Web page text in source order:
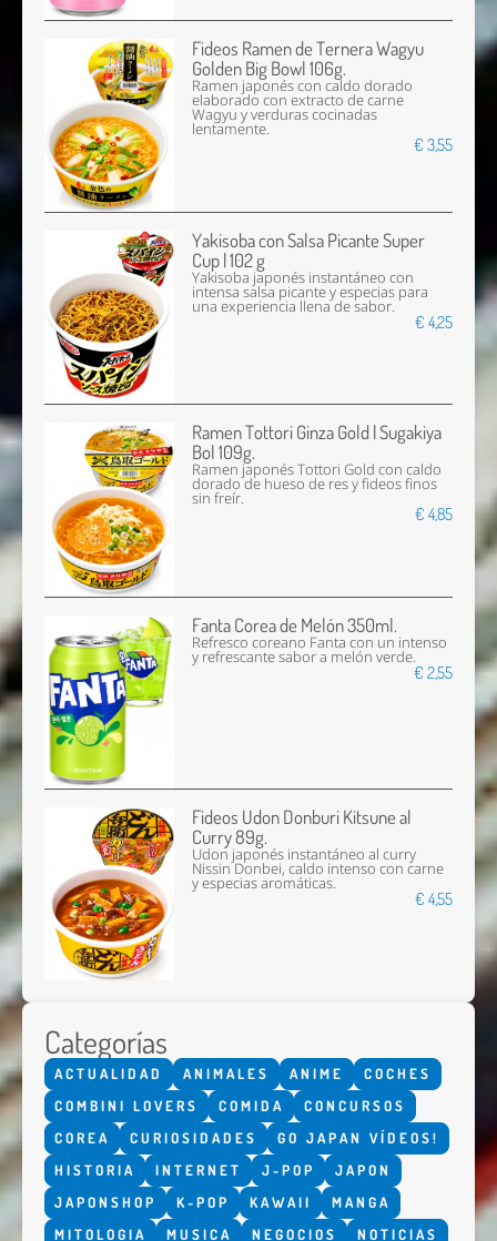
Fideos Ramen de Ternera Wagyu
Golden Big Bowl 106g.
Ramen japonés con caldo dorado
elaborado con extracto de carne
Wagyu y verduras cocinadas
lentamente.
€ 3,55
Yakisoba con Salsa Picante Super
Cup | 102 g
Yakisoba japonés instantáneo con
intensa salsa picante y especias para
una experiencia llena de sabor.
€ 4,25
Ramen Tottori Ginza Gold | Sugakiya
Bol 109g.
Ramen japonés Tottori Gold con caldo
dorado de hueso de res y fideos finos
sin freír.
€ 4,85
Fanta Corea de Melón 350ml.
Refresco coreano Fanta con un intenso
y refrescante sabor a melón verde.
€ 2,55
Fideos Udon Donburi Kitsune al
Curry 89g.
Udon japonés instantáneo al curry
Nissin Donbei, caldo intenso con carne
y especias aromáticas.
€ 4,55
Categorías
ACTUALIDAD ANIMALES ANIME
COCHES
COMBINI LOVERS
COMIDA
CONCURSOS
COREA
CURIOSIDADES
GO JAPAN VÍDEOS!
HISTORIA
INTERNET J-POP
JAPON
JAPONSHOP
K-POP KAWAII
MANGA
MITOLOGIA
MUSICA NEGOCIOS NOTICIAS